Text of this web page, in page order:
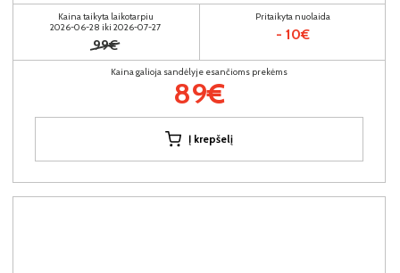
Kaina taikyta laikotarpiu
2026-06-28 iki 2026-07-27
99€
Pritaikyta nuolaida
- 10€
Kaina galioja sandėlyje esančioms prekėms
89€
Į krepšelį